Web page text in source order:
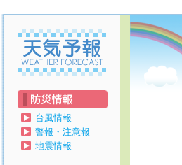
天気予報
台風情報
警報・注意報
地震情報